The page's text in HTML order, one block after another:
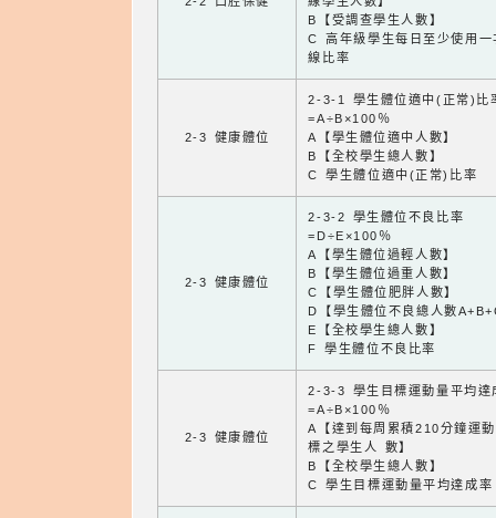
B【受調查學生人數】
C 高年級學生每日至少使用一
線比率
2-3 健康體位
2-3-1 學生體位適中(正常)比
=A÷B×100％
A【學生體位適中人數】
B【全校學生總人數】
C 學生體位適中(正常)比率
2-3 健康體位
2-3-2 學生體位不良比率
=D÷E×100％
A【學生體位過輕人數】
B【學生體位過重人數】
C【學生體位肥胖人數】
D【學生體位不良總人數
E【全校學生總人數】
F 學生體位不良比率
2-3 健康體位
2-3-3 學生目標運動量平均達
=A÷B×100％
A【達到每周累積210分鐘運
標之學生人 數】
B【全校學生總人數】
C 學生目標運動量平均達成率